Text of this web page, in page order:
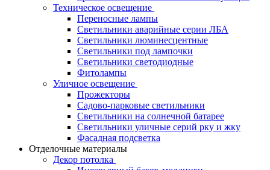
Техническое освещение
Переносные лампы
Светильники аварийные серии ЛБА
Светильники люминесцентные
Светильники под лампочки
Светильники светодиодные
Фитолампы
Уличное освещение
Прожекторы
Садово-парковые светильники
Светильники на солнечной батарее
Светильники уличные серий рку и жку
Фасадная подсветка
Отделочные материалы
Декор потолка